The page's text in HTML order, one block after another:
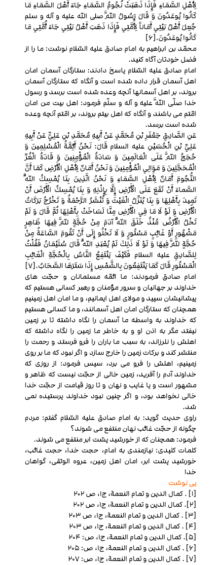
لِأَهْلِ السَّمَاءِ فَإِذَا ذَهَبَتْ نُجُومُ السَّمَاءِ جَاءَ أَهْلَ السَّمَاءِ مَا
كَانُوا يُوعَدُونَ وَ قَالَ رَسُولُ اللَّهِ صلی الله علیه و آله و سلم
جُعِلَ أَهْلُ بَيْتِي أَمَاناً لِأُمَّتِي فَإِذَا ذَهَبَ أَهْلُ بَيْتِي جَاءَ أُمَّتِي مَا
كَانُوا يُوعَدُونَ.[6]
محمّد بن ابراهيم به امام صادق عليه السّلام نوشت: ما را از
فضل خودتان‏ آگاه كنيد.
امام صادق عليه السّلام پاسخ دادند: ستارگان آسمان امان
اهل آسمان قرار داده شده است و آنگاه كه ستارگان آسمان
بروند، بر اهل آسمانها آنچه وعده شده است برسد و رسول
خدا صلّى اللَّه عليه و آله و سلّم فرمود: اهل بيت من امان
امّتم مى‏ باشند و آنگاه كه اهل بيتم بروند، بر امّتم آنچه وعده
شده است برسد.
عَنِ الصَّادِقِ جَعْفَرِ بْنِ مُحَمَّدٍ عَنْ أَبِيهِ مُحَمَّدِ بْنِ عَلِيٍّ عَنْ أَبِيهِ
عَلِيِّ بْنِ الْحُسَيْنِ علیه السلام قَالَ: نَحْنُ أَئِمَّةُ الْمُسْلِمِينَ وَ
حُجَجُ اللَّهِ عَلَى الْعَالَمِينَ وَ سَادَةُ الْمُؤْمِنِينَ وَ قَادَةُ الْغُرِّ
الْمُحَجَّلِينَ وَ مَوَالِي الْمُؤْمِنِينَ وَ نَحْنُ أَمَانٌ لِأَهْلِ الْأَرْضِ كَمَا أَنَّ
النُّجُومَ أَمَانٌ لِأَهْلِ السَّمَاءِ وَ نَحْنُ الَّذِينَ بِنَا يُمْسِكُ اللَّهُ‏
السَّماءَ أَنْ تَقَعَ عَلَى الْأَرْضِ إِلَّا بِإِذْنِهِ‏ وَ بِنَا يُمْسِكُ الْأَرْضَ أَنْ
تَمِيدَ بِأَهْلِهَا وَ بِنَا يُنَزِّلُ الْغَيْثَ وَ تُنْشَرُ الرَّحْمَةُ وَ تَخْرُجُ بَرَكَاتُ
الْأَرْضِ وَ لَوْ لَا مَا فِي الْأَرْضِ مِنَّا لَسَاخَتْ بِأَهْلِهَا ثُمَّ قَالَ وَ لَمْ
تَخْلُ الْأَرْضُ مُنْذُ خَلَقَ اللَّهُ آدَمَ مِنْ حُجَّةٍ لِلَّهِ فِيهَا ظَاهِرٍ
مَشْهُورٍ أَوْ غَائِبٍ مَسْتُورٍ وَ لَا تَخْلُو إِلَى أَنْ تَقُومَ السَّاعَةُ مِنْ
حُجَّةٍ لِلَّهِ فِيهَا وَ لَوْ لَا ذَلِكَ لَمْ يُعْبَدِ اللَّهُ قَالَ سُلَيْمَانُ فَقُلْتُ
لِلصَّادِقِ علیه السلام فَكَيْفَ يَنْتَفِعُ النَّاسُ بِالْحُجَّةِ الْغَائِبِ
الْمَسْتُورِ قَالَ كَمَا يَنْتَفِعُونَ بِالشَّمْسِ إِذَا سَتَرَهَا السَّحَابُ.[7]
امام صادق فرمودند: ما ائمّه مسلمانان و حجّت هاى
خداوند بر جهانيان و سرور مؤمنان و رهبر کسانی هستیم که
پیشانیشان سپید و مولاى اهل ايمانيم، و ما امان اهل زمينيم
همچنان كه ستارگان امان اهل آسمانند، و ما كسانى هستيم
كه خداوند به واسطه ما آسمان را نگاه داشته تا بر زمين
نيفتد مگر به اذن او و به خاطر ما زمين را نگاه داشته كه
اهلش را نلرزاند، به سبب ما باران را فرو فرستد و رحمت را
منتشر كند و بركات زمين را خارج سازد و اگر نبود كه ما بر روى
زمينيم، اهلش را فرو مى‏ برد، سپس فرمود: از روزى كه
خداوند آدم را آفريد، زمين خالى از حجّت نيست كه ظاهر و
مشهور است و يا غايب و نهان و تا روز قيامت از حجّت خدا
خالى نخواهد بود، و اگر چنين نبود خداوند پرستيده نمى‏
شد.
راوى حديث گويد: به امام صادق عليه السّلام گفتم: مردم
چگونه از حجّت غائب نهان منتفع مى‏ شوند؟
فرمود: همچنان كه از خورشيد پشت ابر منتفع مى‏ شوند.
کلمات کلیدی: نیازمندی به امام، حجت خدا، حجت غائب،
خورشید پشت ابر، امان اهل زمین، عروه الوثقی، گواهان
خدا
پی نوشت
[1] . كمال الدين و تمام النعمة، ج‏1، ص 202
[2]. كمال الدين و تمام النعمة، ج‏1، ص 202
[3] . كمال الدين و تمام النعمة، ج‏1، ص 203
[4] . كمال الدين و تمام النعمة، ج‏1، ص 203
[5]. كمال الدين و تمام النعمة، ج‏1، ص: 204
[6] . كمال الدين و تمام النعمة، ج‏1، ص: 205
[7] . كمال الدين و تمام النعمة، ج‏1، ص: 207